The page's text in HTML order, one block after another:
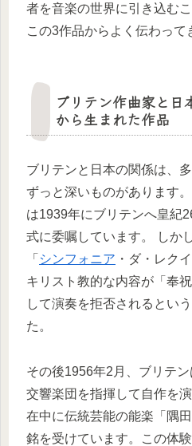
者を音楽の世界に引き込む
この3作品からよく伝わって
ブリテン作曲家と日
から生まれた作品
ブリテンと日本の関係は、
ずっと深いものがあります
は1939年にブリテンへ皇紀
式に委嘱しています。 しか
「 シンフォニア ・ダ・レク
キリスト教的な内容が「奉
して演奏を拒否されるとい
た。
その後1956年2月、ブリテ
交響楽団を指揮して自作を
在中に伝統芸能の能楽「隅
銘を受けています。この体